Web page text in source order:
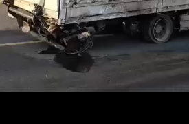
Sükan arxasında
ehtimal olunan